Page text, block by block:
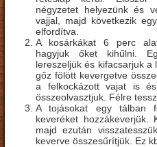
négyzetet helyezünk és
vajjal, majd következik
elfordítva.
A kosárkákat 6 perc
hagyjuk őket kihűlni.
lereszeljük és kifacsarjuk
gőz fölött kevergetve
a felkockázott vajat is
összeolvasztjuk. Félre
A tojásokat egy tálban
keveréket hozzákeverjük.
majd ezután
keverve összesűrítjük. Ez